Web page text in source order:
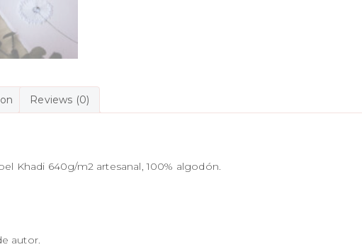
Reviews (0)
Khadi 640g/m2 artesanal, 100% algodón.
autor.